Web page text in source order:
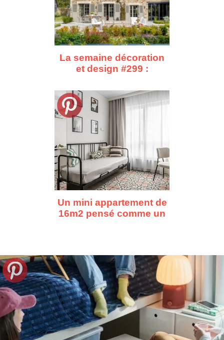
La semaine décoration
et design #299 :
Town, dix repérages
déco
Un mini appartement de
16m2 pensé comme un